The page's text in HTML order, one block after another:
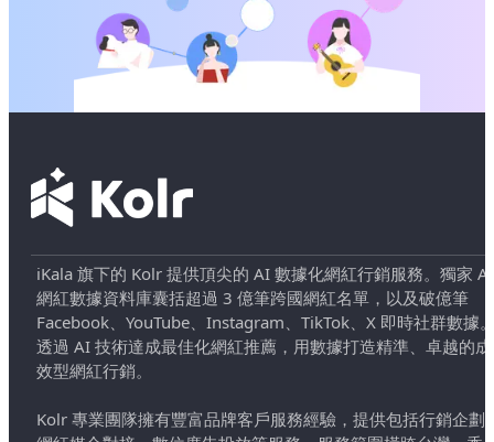
iKala 旗下的 Kolr 提供頂尖的 AI 數據化網紅行銷服務。獨家 AI
網紅數據資料庫囊括超過 3 億筆跨國網紅名單，以及破億筆
Facebook、YouTube、Instagram、TikTok、X 即時社群數據
透過 AI 技術達成最佳化網紅推薦，用數據打造精準、卓越的成
效型網紅行銷。
Kolr 專業團隊擁有豐富品牌客戶服務經驗，提供包括行銷企劃